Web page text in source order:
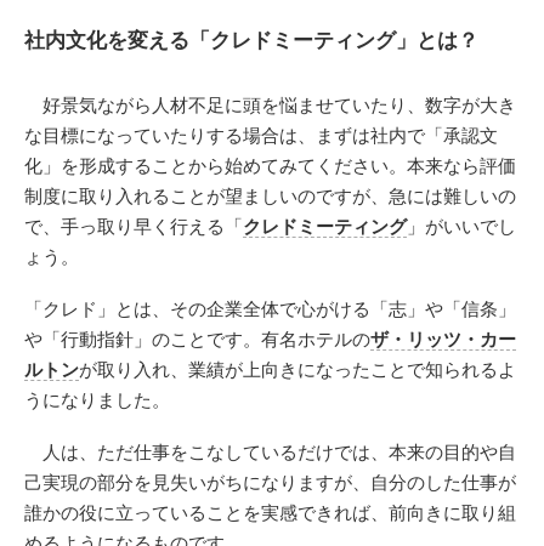
社内文化を変える「クレドミーティング」とは？
好景気ながら人材不足に頭を悩ませていたり、数字が大き
な目標になっていたりする場合は、まずは社内で「承認文
化」を形成することから始めてみてください。本来なら評価
制度に取り入れることが望ましいのですが、急には難しいの
で、手っ取り早く行える「クレドミーティング」がいいでし
ょう。
「クレド」とは、その企業全体で心がける「志」や「信条」
や「行動指針」のことです。有名ホテルのザ・リッツ・カー
ルトンが取り入れ、業績が上向きになったことで知られるよ
うになりました。
人は、ただ仕事をこなしているだけでは、本来の目的や自
己実現の部分を見失いがちになりますが、自分のした仕事が
誰かの役に立っていることを実感できれば、前向きに取り組